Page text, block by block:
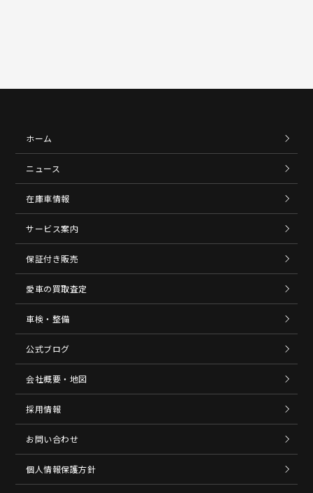
ホーム
ニュース
在庫車情報
サービス案内
保証付き販売
愛車の買取査定
車検・整備
公式ブログ
会社概要・地図
採用情報
お問い合わせ
個人情報保護方針